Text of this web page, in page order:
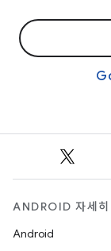
ANDROID 자세히
Android